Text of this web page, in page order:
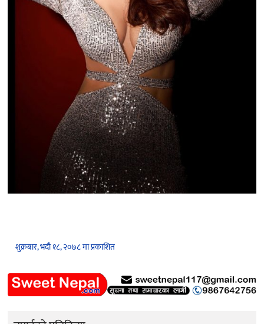
शुक्रबार, भदौ १८, २०७८ मा प्रकाशित